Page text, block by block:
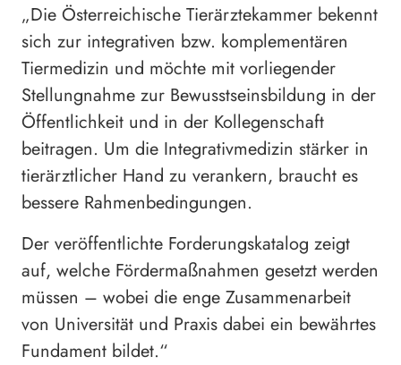
„Die Österreichische Tierärztekammer bekennt
sich zur integrativen bzw. komplementären
Tiermedizin und möchte mit vorliegender
Stellungnahme zur Bewusstseinsbildung in der
Öffentlichkeit und in der Kollegenschaft
beitragen. Um die Integrativmedizin stärker in
tierärztlicher Hand zu verankern, braucht es
bessere Rahmenbedingungen.
Der veröffentlichte Forderungskatalog zeigt
auf, welche Fördermaßnahmen gesetzt werden
müssen – wobei die enge Zusammenarbeit
von Universität und Praxis dabei ein bewährtes
Fundament bildet.“